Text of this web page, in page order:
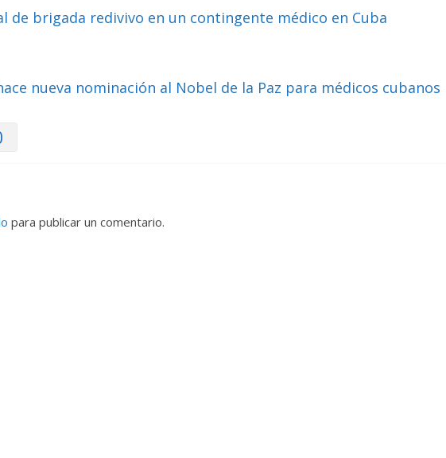
de brigada redivivo en un contingente médico en Cuba
nueva nominación al Nobel de la Paz para médicos cubanos
para publicar un comentario.